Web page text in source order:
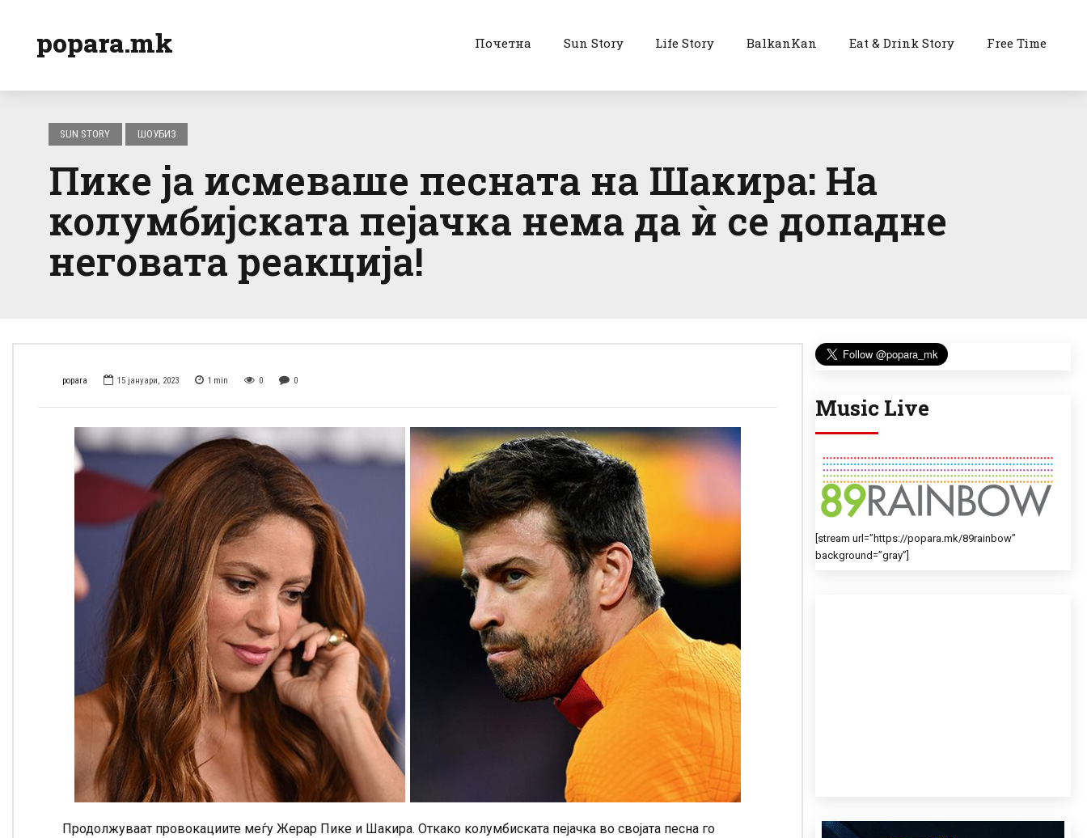
popara.mk Почетна Sun Story Life Story BalkanKan Eat & Drink Story Free Time
SUN STORY ШОУБИЗ
Пике ја исмеваше песната на Шакира: На
колумбијската пејачка нема да ѝ се допадне
неговата реакција!
popara 15 јануари, 2023 1 min 0 0
Продолжуваат провокациите меѓу Жерар Пике и Шакира. Откако колумбиската пејачка во својата песна го
Music Live
[stream url=”https://popara.mk/89rainbow”
background=”gray”]